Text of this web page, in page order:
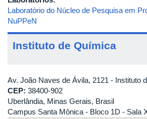
Laboratório do Núcleo de Pesquisa em
NuPPeN
Instituto de Química
Av. João Naves de Ávila, 2121 - Instituto
CEP: 38400-902
Uberlândia, Minas Gerais, Brasil
Campus Santa Mônica - Bloco 1D - Sala